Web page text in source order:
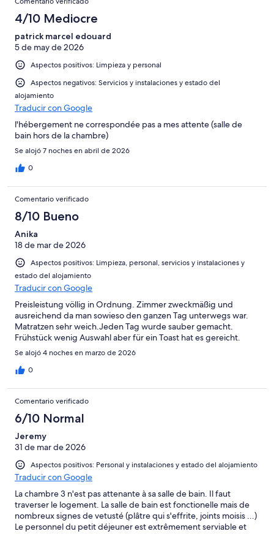
4/10 Mediocre
patrick marcel edouard
5 de may de 2026
Aspectos positivos: Limpieza y personal
Aspectos negativos: Servicios y instalaciones y estado del
alojamiento
Traducir con Google
l'hébergement ne correspondée pas a mes attente (salle de
bain hors de la chambre)
Se alojó 7 noches en abril de 2026
0
Comentario verificado
8/10 Bueno
Anika
18 de mar de 2026
Aspectos positivos: Limpieza, personal, servicios y instalaciones y
estado del alojamiento
Traducir con Google
Preisleistung völlig in Ordnung. Zimmer zweckmäßig und
ausreichend da man sowieso den ganzen Tag unterwegs war.
Matratzen sehr weich.Jeden Tag wurde sauber gemacht.
Frühstück wenig Auswahl aber für ein Toast hat es gereicht.
Se alojó 4 noches en marzo de 2026
0
Comentario verificado
6/10 Normal
Jeremy
31 de mar de 2026
Aspectos positivos: Personal y instalaciones y estado del alojamiento
Traducir con Google
La chambre 3 n'est pas attenante à sa salle de bain. Il faut
traverser le logement. La salle de bain est fonctionelle mais de
nombreux signes de vetusté (plâtre qui s'effrite, joints moisis ...)
Le personnel du petit déjeuner est extrêmement serviable et